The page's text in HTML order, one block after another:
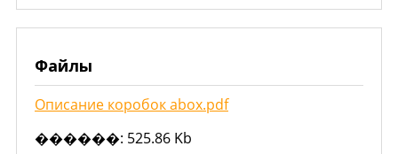
Файлы
Описание коробок abox.pdf
������: 525.86 Kb